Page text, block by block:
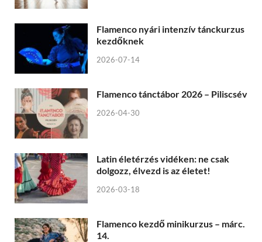
Flamenco nyári intenzív tánckurzus
kezdőknek
2026-07-14
Flamenco tánctábor 2026 – Piliscsév
2026-04-30
Latin életérzés vidéken: ne csak
dolgozz, élvezd is az életet!
2026-03-18
Flamenco kezdő minikurzus – márc.
14.